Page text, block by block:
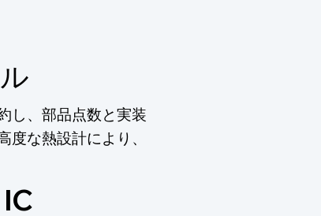
し、部品点数と実装
な熱設計により、